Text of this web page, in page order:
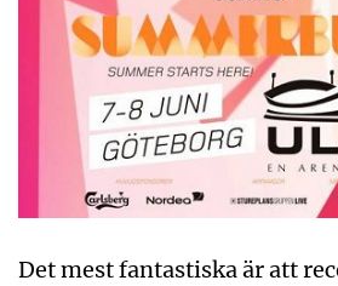
Det mest fantastiska är att